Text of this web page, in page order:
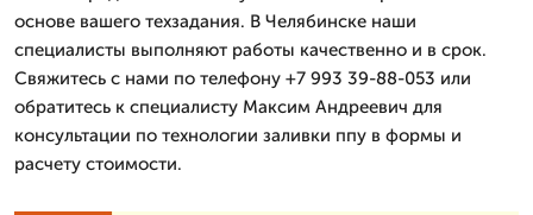
основе вашего техзадания. В Челябинске наши
специалисты выполняют работы качественно и в срок.
Свяжитесь с нами по телефону +7 993 39-88-053 или
обратитесь к специалисту Максим Андреевич для
консультации по технологии заливки ппу в формы и
расчету стоимости.